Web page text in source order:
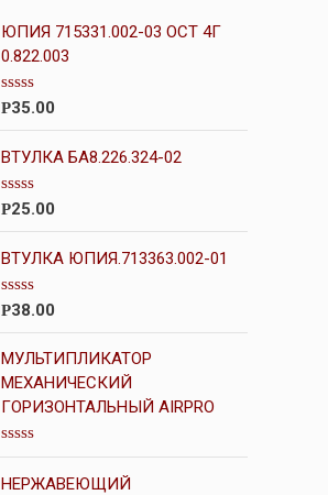
ЮПИЯ 715331.002-03 ОСТ 4Г
0.822.003
О
н
а
0
з
5
Р35.00
ВТУЛКА БА8.226.324-02
О
н
а
0
з
5
Р25.00
ВТУЛКА ЮПИЯ.713363.002-01
О
н
к
а
0
з
5
Р38.00
МУЛЬТИПЛИКАТОР
МЕХАНИЧЕСКИЙ
ГОРИЗОНТАЛЬНЫЙ AIRPRO
О
ц
е
НЕРЖАВЕЮЩИЙ